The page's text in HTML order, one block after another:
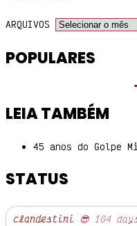
ARQUIVOS
POPULARES
LEIA TAMBÉM
45 anos do Golpe
STATUS
clandestini 😎 104